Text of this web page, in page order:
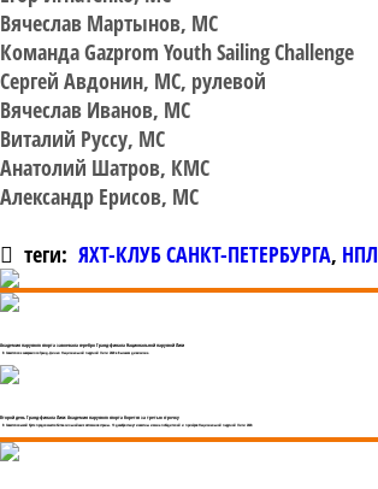
Вячеслав Мартынов, МС
Команда Gazprom Youth Sailing Challenge
Сергей Авдонин, МС, рулевой
Вячеслав Иванов, МС
Виталий Руссу, МС
Анатолий Шатров, КМС
Александр Ерисов, МС
теги: ЯХТ-КЛУБ САНКТ-ПЕТЕРБУРГА, НПЛ
Академия парусного спорта завоевала серебро Гранд-финала Национальной парусной Лиги
В Севастополе завершился Гранд-финал Национальной парусной Лиги 2020 в Высшем дивизионе.
Второй день Гранд-финала Лиги: Академия парусного спорта борется за третью строчку
В Севастопольской бухте продолжается битва сильнейших яхтсменов страны. 13 декабря станут известны имена победителей и призёров Национальной парусной Лиги 2020.